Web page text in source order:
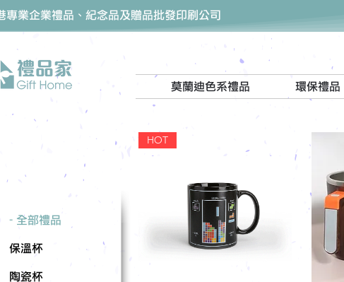
專業企業禮品、紀念品及贈品批發印刷公司
莫蘭迪色系禮品 環保禮品
HOT
- 全部禮品
保溫杯
陶瓷杯